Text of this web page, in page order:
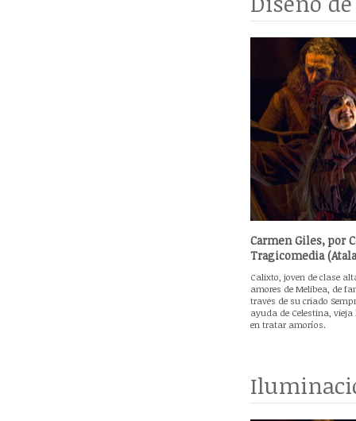
Carmen Giles, por
Tragicomedia
Calixto, joven de clase
amores de Melibea, de
través de su criado
ayuda de Celestina, vieja
en tratar amoríos.